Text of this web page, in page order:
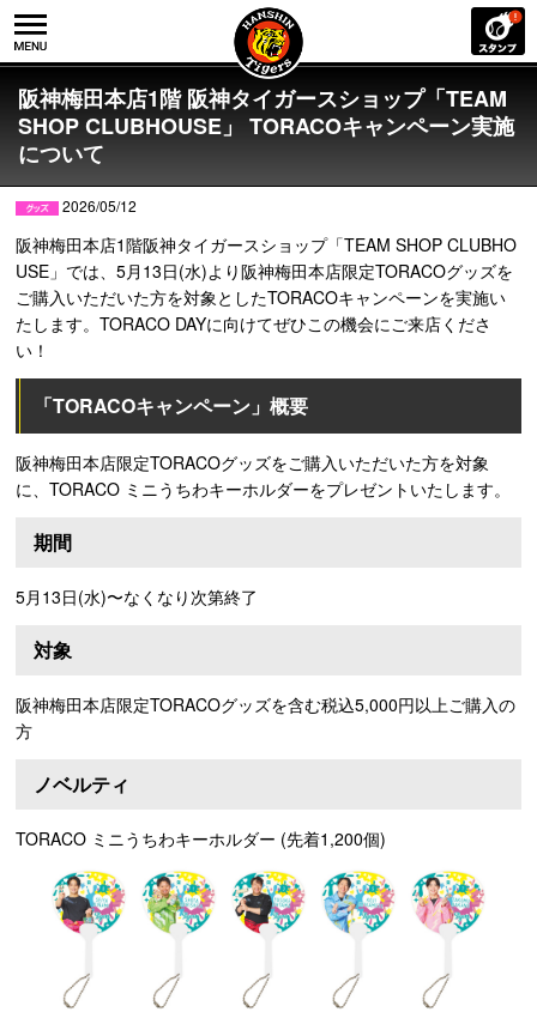
阪神梅田本店1階 阪神タイガースショップ「TEAM
SHOP CLUBHOUSE」 TORACOキャンペーン実施
について
2026/05/12
阪神梅田本店1階阪神タイガースショップ「TEAM SHOP CLUBHO
USE」では、5月13日(水)より阪神梅田本店限定TORACOグッズを
ご購入いただいた方を対象としたTORACOキャンペーンを実施い
たします。TORACO DAYに向けてぜひこの機会にご来店くださ
い！
「TORACOキャンペーン」概要
阪神梅田本店限定TORACOグッズをご購入いただいた方を対象
に、TORACO ミニうちわキーホルダーをプレゼントいたします。
期間
5月13日(水)〜なくなり次第終了
対象
阪神梅田本店限定TORACOグッズを含む税込5,000円以上ご購入の
方
ノベルティ
TORACO ミニうちわキーホルダー (先着1,200個)